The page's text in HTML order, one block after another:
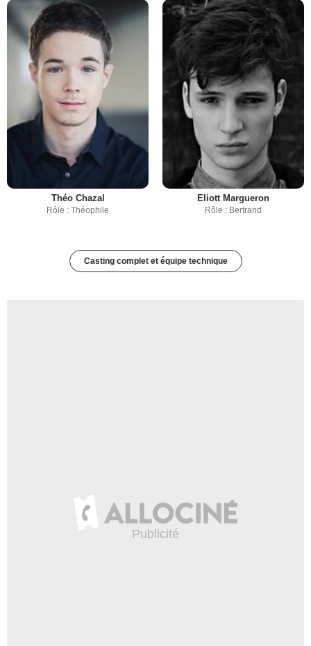
Théo Chazal
Rôle : Théophile
Eliott Margueron
Rôle : Bertrand
Casting complet et équipe technique